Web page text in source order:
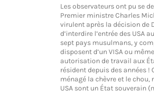
Les observateurs ont pu se
Premier ministre Charles
virulent après la décision de
d’interdire l’entrée des USA
sept pays musulmans, y
disposent d’un VISA ou
autorisation de travail aux
résident depuis des années !
ménagé la chèvre et le chou,
USA sont un État souverain